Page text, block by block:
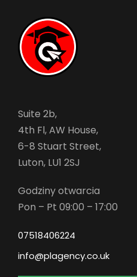
Suite 2b,
4th Fl, AW House,
6-8 Stuart Street,
Luton, LU1 2SJ
Godziny otwarcia
Pon – Pt 09:00 – 17:00
07518406224
info@plagency.co.uk